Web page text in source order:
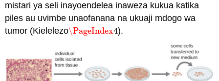
mistari ya seli inayoendelea inaweza kukua katika
piles au uvimbe unaofanana na ukuaji mdogo wa
tumor (Kielelezo\PageIndex4
\PageIndex4).